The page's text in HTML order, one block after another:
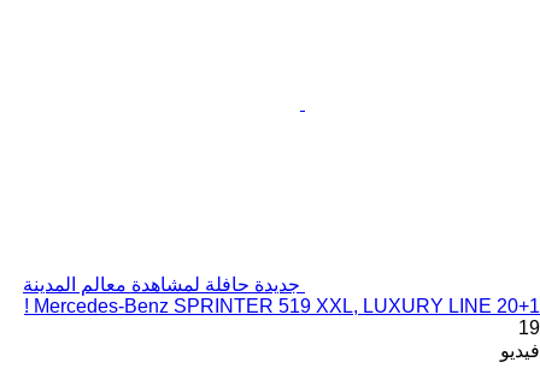
جديدة حافلة لمشاهدة معالم المدينة
Mercedes-Benz SPRINTER 519 XXL, LUXURY LINE 20+1 !
19
فيديو